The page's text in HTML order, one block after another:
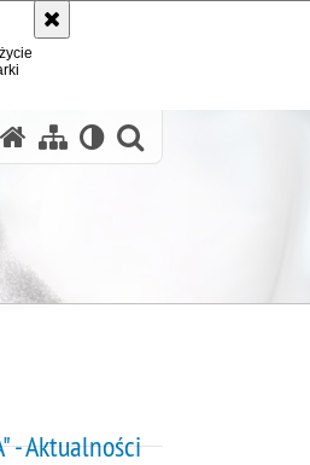
- Aktualności